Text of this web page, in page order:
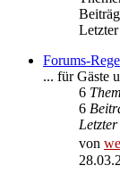
Forums-
... für Gäste
6
6
von